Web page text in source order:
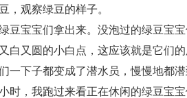
，观察绿豆的样子。
豆宝宝们拿出来。没泡过的绿豆宝
白又圆的小白点，这应该就是它们
一下子都变成了潜水员，慢慢地都
时，我跑过来看正在休闲的绿豆宝